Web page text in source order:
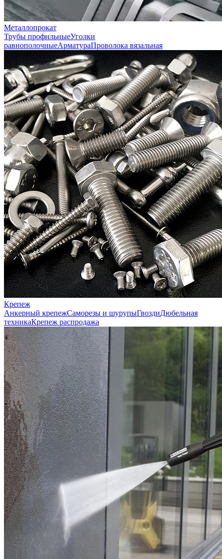
Металлопрокат
Трубы профильныеУголки
равнополочныеАрматураПроволока вязальная
Крепеж
Анкерный крепежСаморезы и шурупыГвоздиДюбельная
техникаКрепеж распродажа